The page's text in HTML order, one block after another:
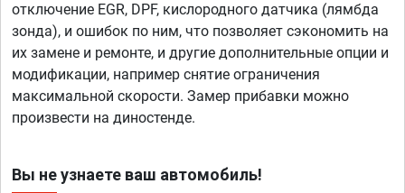
отключение EGR, DPF, кислородного датчика (лямбда
зонда), и ошибок по ним, что позволяет сэкономить на
их замене и ремонте, и другие дополнительные опции и
модификации, например снятие ограничения
максимальной скорости. Замер прибавки можно
произвести на диностенде.
Вы не узнаете ваш автомобиль!